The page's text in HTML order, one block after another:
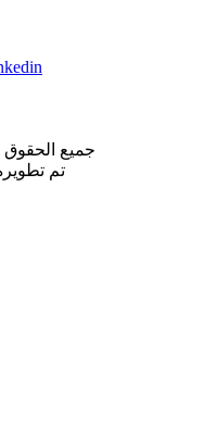
جميع الحقوق
تم